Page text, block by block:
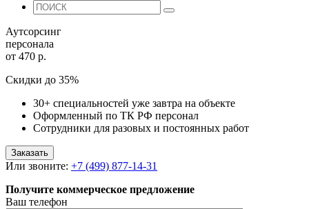
Аутсорсинг
персонала
от 470 р.
Скидки до 35%
30+ специальностей уже завтра на объекте
Оформленный по ТК РФ персонал
Сотрудники для разовых и постоянных работ
Заказать
Или звоните: +7 (499) 877-14-31
Получите коммерческое предложение
Ваш телефон